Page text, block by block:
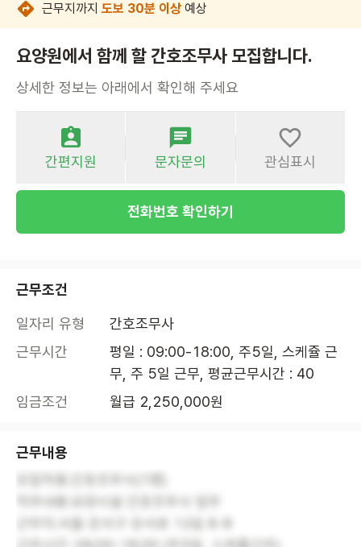
근무지까지 도보 30분 이상 예상
요양원에서 함께 할 간호조무사 모집합니다.
상세한 정보는 아래에서 확인해 주세요
간편지원 문자문의 관심표시
전화번호 확인하기
근무조건
일자리 유형
간호조무사
근무시간
평일 : 09:00-18:00, 주5일, 스케쥴 근
무, 주 5일 근무, 평균근무시간 : 40
임금조건
월급 2,250,000원
근무내용